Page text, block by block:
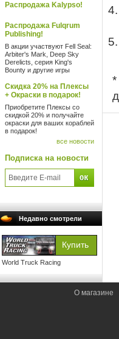
Распродажа Kalypso!
Распродажа Fulqrum
Publishing!
В акции участвуют Fell Seal:
Arbiter's Mark, Deep Sky
Derelicts, серия King's
Bounty и другие игры
Скидка 20% на Плексы
+ Окраски в подарок!
Приобретите Плексы со
скидкой 20% и получайте
окраски для ваших кораблей
в подарок!
все новости
Подписка на новости
Недавно смотрели
World Truck Racing
*
О магазине